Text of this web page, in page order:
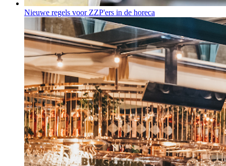
Nieuwe regels voor ZZP'ers in de horeca